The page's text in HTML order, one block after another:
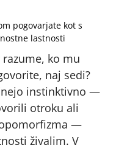
razume, ko mu
naj sedi?
instinktivno —
otroku ali
—
živalim. V